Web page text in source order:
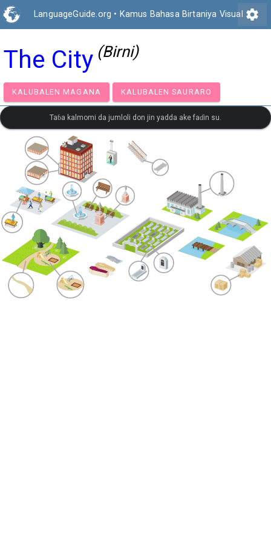
LanguageGuide.org • Kamus Bahasa Birtaniya Visual settings
The City (Birni)
KALUBALEN MAGANA KALUBALEN SAURARO
Taɓa kalmomi da jumloli don jin yadda ake faɗin su.